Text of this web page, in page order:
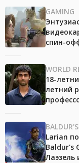
GAMING
спин-
WORLD
18-
летний
Larian
Baldur's
Лаэзель